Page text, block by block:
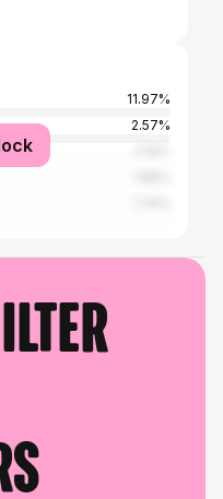
11.97%
2.57%